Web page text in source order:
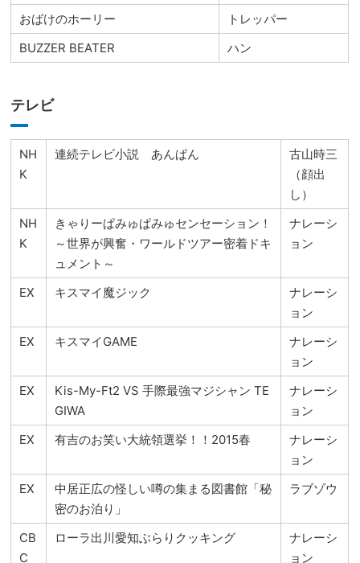
おばけのホーリー
トレッパー
BUZZER BEATER
ハン
テレビ
NH
K
連続テレビ小説 あんぱん
古山時三
（顔出
し）
NH
K
きゃりーぱみゅぱみゅセンセーション！
～世界が興奮・ワールドツアー密着ドキ
ュメント～
ナレーシ
ョン
EX キスマイ魔ジック
ナレーシ
ョン
EX
キスマイGAME
ナレーシ
ョン
EX
Kis-My-Ft2 VS 手際最強マジシャン TE
GIWA
ナレーシ
ョン
EX
有吉のお笑い大統領選挙！！2015春
ナレーシ
ョン
EX
中居正広の怪しい噂の集まる図書館「秘
密のお泊り」
ラブゾウ
CB
C
ローラ出川愛知ぶらりクッキング
ナレーシ
ョン